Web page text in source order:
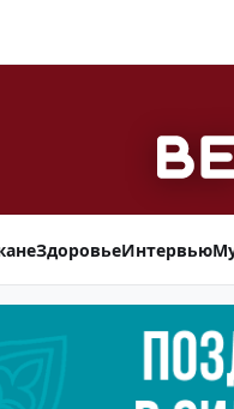
ЗдоровьеИнтервью